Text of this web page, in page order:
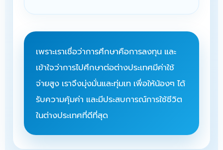
เพราะเราเชื่อว่าการศึกษาคือการลงทุน และ
เข้าใจว่าการไปศึกษาต่อต่างประเทศมีค่าใช้
จ่ายสูง เราจึงมุ่งมั่นและทุ่มเท เพื่อให้น้องๆ ได้
รับความคุ้มค่า และมีประสบการณ์การใช้ชีวิต
ในต่างประเทศที่ดีที่สุด